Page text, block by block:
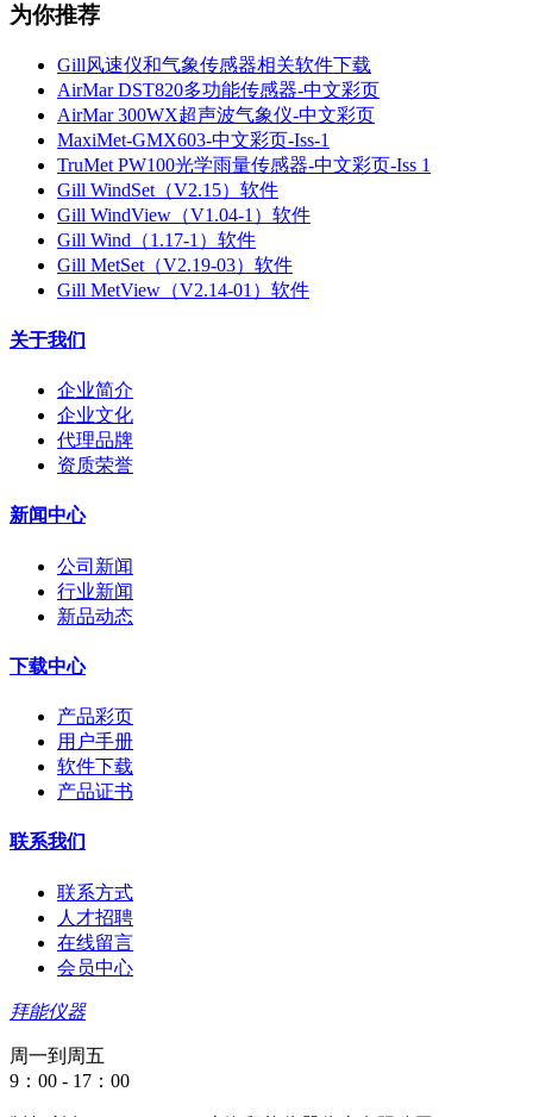
为你推荐
Gill风速仪和气象传感器相关软件下载
AirMar DST820多功能传感器-中文彩页
AirMar 300WX超声波气象仪-中文彩页
MaxiMet-GMX603-中文彩页-Iss-1
TruMet PW100光学雨量传感器-中文彩页-Iss 1
Gill WindSet（V2.15）软件
Gill WindView（V1.04-1）软件
Gill Wind（1.17-1）软件
Gill MetSet（V2.19-03）软件
Gill MetView（V2.14-01）软件
关于我们
企业简介
企业文化
代理品牌
资质荣誉
新闻中心
公司新闻
行业新闻
新品动态
下载中心
产品彩页
用户手册
软件下载
产品证书
联系我们
联系方式
人才招聘
在线留言
会员中心
拜能仪器
周一到周五
9：00 - 17：00